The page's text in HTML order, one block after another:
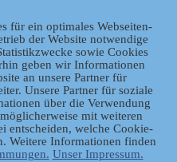
für ein optimales Webseiten-
der Website notwendige
sowie Cookies
geben wir Informationen
an unsere Partner für
Unsere Partner für soziale
über die Verwendung
mit weiteren
entscheiden, welche Cookie-
Weitere Informationen finden
Unser Impressum.